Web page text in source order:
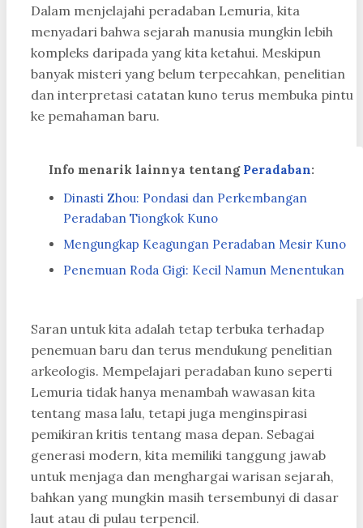
Dalam menjelajahi peradaban Lemuria, kita
menyadari bahwa sejarah manusia mungkin lebih
kompleks daripada yang kita ketahui. Meskipun
banyak misteri yang belum terpecahkan, penelitian
dan interpretasi catatan kuno terus membuka pintu
ke pemahaman baru.
Info menarik lainnya tentang Peradaban:
Dinasti Zhou: Pondasi dan Perkembangan
Peradaban Tiongkok Kuno
Mengungkap Keagungan Peradaban Mesir Kuno
Penemuan Roda Gigi: Kecil Namun Menentukan
Saran untuk kita adalah tetap terbuka terhadap
penemuan baru dan terus mendukung penelitian
arkeologis. Mempelajari peradaban kuno seperti
Lemuria tidak hanya menambah wawasan kita
tentang masa lalu, tetapi juga menginspirasi
pemikiran kritis tentang masa depan. Sebagai
generasi modern, kita memiliki tanggung jawab
untuk menjaga dan menghargai warisan sejarah,
bahkan yang mungkin masih tersembunyi di dasar
laut atau di pulau terpencil.